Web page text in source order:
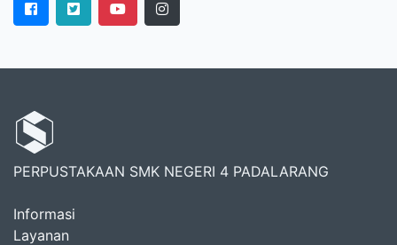
PERPUSTAKAAN SMK NEGERI 4 PADALARANG
Informasi
Layanan